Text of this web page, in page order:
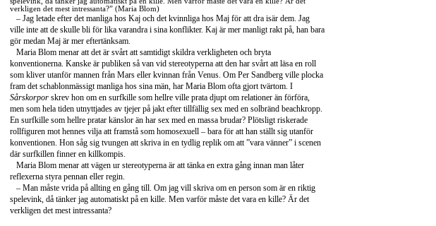
verkligen det mest intressanta?” (Maria Blom)
– Jag letade efter det manliga hos Kaj och det kvinnliga hos Maj för att dra isär dem. Jag
ville inte att de skulle bli för lika varandra i sina konflikter. Kaj är mer manligt rakt på, han bara
gör medan Maj är mer eftertänksam.
Maria Blom menar att det är svårt att samtidigt skildra verkligheten och bryta
konventionerna. Kanske är publiken så van vid stereotyperna att den har svårt att läsa en roll
som kliver utanför mannen från Mars eller kvinnan från Venus. Om Per Sandberg ville plocka
fram det schablonmässigt manliga hos sina män, har Maria Blom ofta gjort tvärtom. I
Sårskorpor skrev hon om en surfkille som hellre ville prata djupt om relationer än förföra,
men som hela tiden utnyttjades av tjejer på jakt efter tillfällig sex med en solbränd beachkropp.
En surfkille som hellre pratar känslor än har sex med en massa brudar? Plötsligt riskerade
rollfiguren mot hennes vilja att framstå som homosexuell – bara för att han ställt sig utanför
konventionen. Hon såg sig tvungen att skriva in en tydlig replik om att ”vara vänner” i scenen
där surfkillen finner en killkompis.
Maria Blom menar att vägen ur stereotyperna är att tänka en extra gång innan man låter
reflexerna styra pennan eller regin.
– Man måste vrida på allting en gång till. Om jag vill skriva om en person som är en riktig
spelevink, då tänker jag automatiskt på en kille. Men varför måste det vara en kille? Är det
verkligen det mest intressanta?